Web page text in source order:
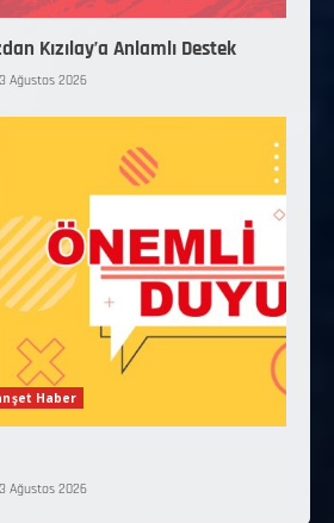
Kızılay’a Anlamlı Destek
3 Ağustos 2026
Haber
3 Ağustos 2026